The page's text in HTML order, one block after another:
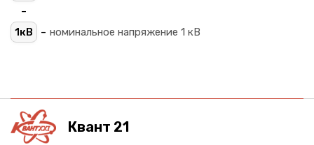
-
1кВ - номинальное напряжение 1 кВ
Квант 21